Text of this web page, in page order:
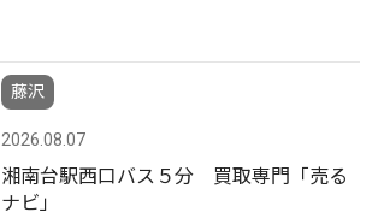
藤沢
2026.08.07
湘南台駅西口バス５分 買取専門「売る
ナビ」